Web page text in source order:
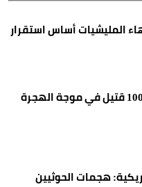
المليشيات أساس استقرار
حاكم سبتة: 100 قتيل في موجة الهجرة
هجمات الحوثيين